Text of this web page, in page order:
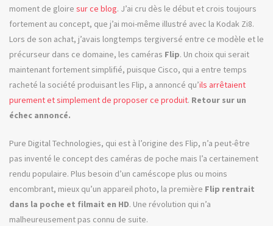
moment de gloire sur ce blog. J’ai cru dès le début et crois toujours
fortement au concept, que j’ai moi-même illustré avec la Kodak Zi8.
Lors de son achat, j’avais longtemps tergiversé entre ce modèle et le
précurseur dans ce domaine, les caméras Flip. Un choix qui serait
maintenant fortement simplifié, puisque Cisco, qui a entre temps
racheté la société produisant les Flip, a annoncé qu’ils arrêtaient
purement et simplement de proposer ce produit. Retour sur un
échec annoncé.
Pure Digital Technologies, qui est à l’origine des Flip, n’a peut-être
pas inventé le concept des caméras de poche mais l’a certainement
rendu populaire. Plus besoin d’un caméscope plus ou moins
encombrant, mieux qu’un appareil photo, la première Flip rentrait
dans la poche et filmait en HD. Une révolution qui n’a
malheureusement pas connu de suite.